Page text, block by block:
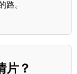
路。
片？